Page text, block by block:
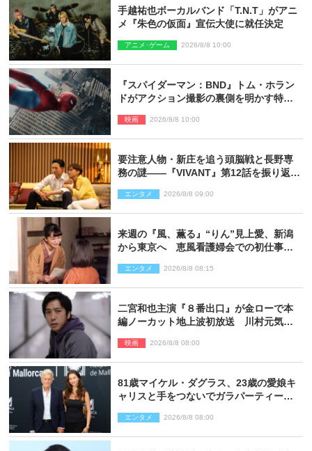
手越祐也ボーカルバンド「T.N.T」がアニ
メ『朱色の仮面』宣伝大使に就任決定
アニメ･ゲーム 2026/8/8 10:00
『スパイダーマン：BND』トム・ホラン
ドがアクション撮影の裏側を明かす特別
映画 2026/8/8 10:00
要注意人物・新庄を追う頭脳戦と長野専
務の謎――『VIVANT』第12話を振り返
エンタメ 2026/8/8 09:00
来週の『風、薫る』“りん”見上愛、新潟
から東京へ 恵風看護婦会での初仕事に
エンタメ 2026/8/8 08:15
二宮和也主演『８番出口』が金ローで本
編ノーカット地上波初放送 川村元気監
映画 2026/8/8 08:00
81歳マイケル・ダグラス、23歳の愛娘キ
ャリスと手をつないでガラパーティーに
エンタメ 2026/8/8 08:00